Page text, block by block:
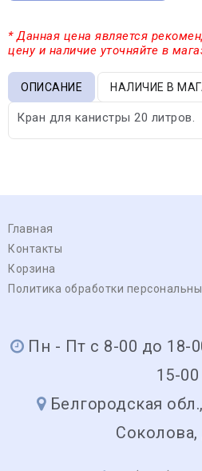
* Данная цена является
цену и наличие уточняйте в
ОПИСАНИЕ НАЛИЧИЕ В
Кран для канистры 20 литров.
Главная
Контакты
Корзина
Политика обработки
Пн - Пт с 8-00 до 18-
15-00
Белгородская
Соколова,